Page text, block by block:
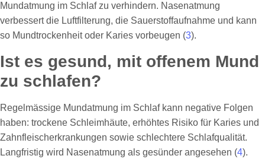
Mundatmung im Schlaf zu verhindern. Nasenatmung
verbessert die Luftfilterung, die Sauerstoffaufnahme und kann
so Mundtrockenheit oder Karies vorbeugen (3).
Ist es gesund, mit offenem Mund
zu schlafen?
Regelmässige Mundatmung im Schlaf kann negative Folgen
haben: trockene Schleimhäute, erhöhtes Risiko für Karies und
Zahnfleischerkrankungen sowie schlechtere Schlafqualität.
Langfristig wird Nasenatmung als gesünder angesehen (4).